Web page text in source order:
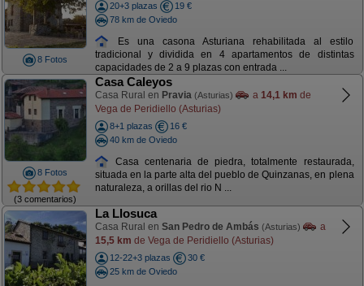
8 Fotos
20+3 plazas
19 €
78 km de Oviedo
Es una casona Asturiana rehabilitada al estilo
tradicional y dividida en 4 apartamentos de distintas
capacidades de 2 a 9 plazas con entrada ...
8 Fotos
(3 comentarios)
Casa Caleyos
Casa Rural en Pravia (Asturias) a 14,1 km de
Vega de Peridiello (Asturias)
8+1 plazas
16 €
40 km de Oviedo
Casa centenaria de piedra, totalmente restaurada,
situada en la parte alta del pueblo de Quinzanas, en plena
naturaleza, a orillas del rio N ...
La Llosuca
Casa Rural en San Pedro de Ambás (Asturias)
a
15,5 km de Vega de Peridiello (Asturias)
12-22+3 plazas
30 €
25 km de Oviedo